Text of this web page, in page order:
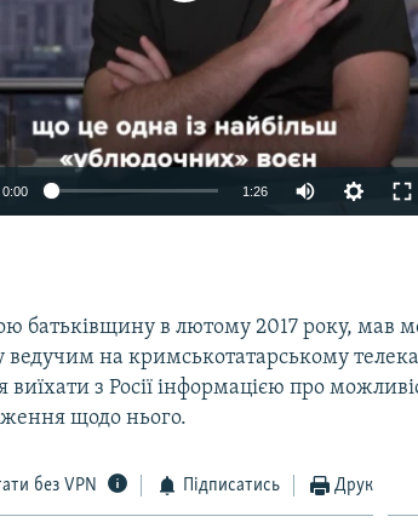
0:00 1:26
батьківщину в лютому 2017 року, мав
ведучим на кримськотатарському
з Росії інформацією про
щодо нього.
без VPN Підписатись Друк